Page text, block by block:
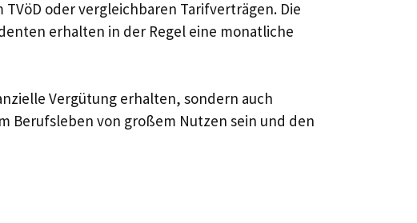
oder vergleichbaren Tarifverträgen. Die
erhalten in der Regel eine monatliche
Vergütung erhalten, sondern auch
Berufsleben von großem Nutzen sein und den